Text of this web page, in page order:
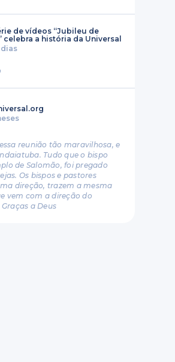
de vídeos “Jubileu de
celebra a história da Universal
dias
reunião tão maravilhosa, e
Tudo que o bispo
de Salomão, foi pregado
Os bispos e pastores
direção, trazem a mesma
vem com a direção do
a Deus